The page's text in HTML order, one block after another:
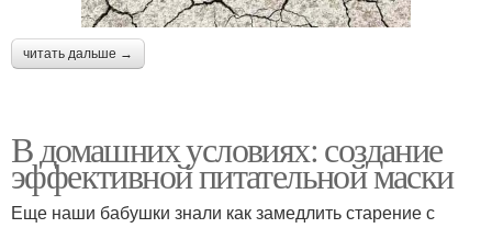
читать дальше →
В домашних условиях: создание
эффективной питательной маски
Еще наши бабушки знали как замедлить старение с